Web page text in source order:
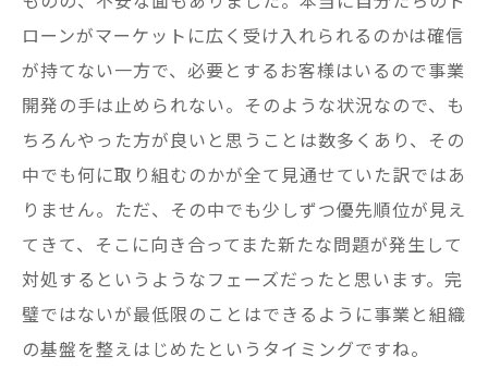
ローンがマーケットに広く受け入れられるのかは確信
が持てない一方で、必要とするお客様はいるので事業
開発の手は止められない。そのような状況なので、も
ちろんやった方が良いと思うことは数多くあり、その
中でも何に取り組むのかが全て見通せていた訳ではあ
りません。ただ、その中でも少しずつ優先順位が見え
てきて、そこに向き合ってまた新たな問題が発生して
対処するというようなフェーズだったと思います。完
璧ではないが最低限のことはできるように事業と組織
の基盤を整えはじめたというタイミングですね。